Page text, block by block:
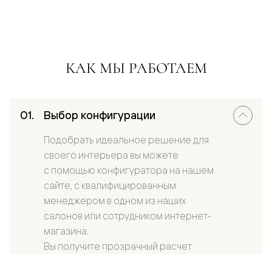
КАК МЫ РАБОТАЕМ
Выбор конфигурации
Подобрать идеальное решение для
своего интерьера вы можете
с помощью конфигуратора на нашем
сайте, с квалифицированным
менеджером в одном из наших
салонов или сотрудником интернет-
магазина.
Вы получите прозрачный расчет